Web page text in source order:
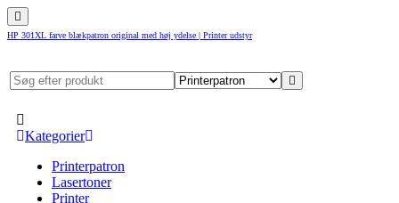
HP 301XL farve blækpatron original med høj ydelse | Printer udstyr
Kategorier
Printerpatron
Lasertoner
Printer